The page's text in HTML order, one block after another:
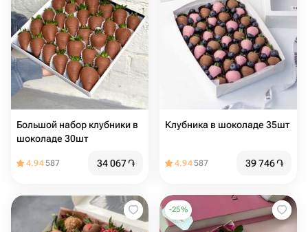
Большой набор клубники в
шоколаде 30шт
4.94587 34 067֏
Клубника в шоколаде 35шт
4.94587 39 746֏
-25%